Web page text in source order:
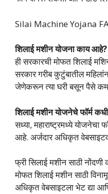
Silai Machine Yojana
शिलाई मशीन योजना काय आहे?
ही सरकारची मोफत शिलाई
सरकार गरीब कुटुंबातील
जेणेकरून त्या घरी बसून पैसे
शिलाई मशीन योजनेचे फॉर्म
सध्या, महाराष्ट्रमध्ये योजनेचा
आहे. अर्जदार अधिकृत
फ्री सिलाई मशीन साठी नोंदणी
मोफत शिलाई मशीन साठी
अधिकृत वेबसाइटला भेट द्या